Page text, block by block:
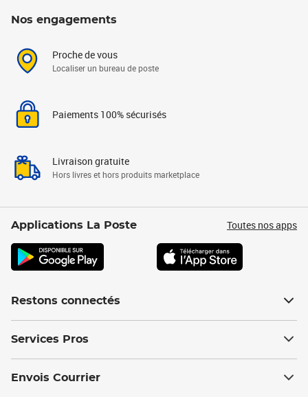
Nos engagements
Proche de vous
Localiser un bureau de poste
Paiements 100% sécurisés
Livraison gratuite
Hors livres et hors produits marketplace
Applications La Poste Toutes nos apps
Restons connectés
Services Pros
Envois Courrier